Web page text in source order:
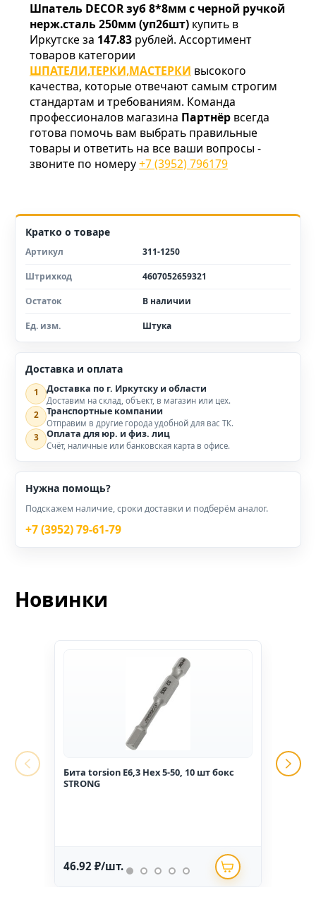
Шпатель DECOR зуб 8*8мм с черной ручкой
нерж.сталь 250мм (уп26шт) купить в
Иркутске за 147.83 рублей. Ассортимент
товаров категории
ШПАТЕЛИ,ТЕРКИ,МАСТЕРКИ высокого
качества, которые отвечают самым строгим
стандартам и требованиям. Команда
профессионалов магазина Партнёр всегда
готова помочь вам выбрать правильные
товары и ответить на все ваши вопросы -
звоните по номеру+7 (3952) 796179
Кратко о товаре
Артикул 311-1250
Штрихкод 4607052659321
Остаток В наличии
Ед. изм. Штука
Доставка и оплата
1 Доставка по г. Иркутску и области
Доставим на склад, объект, в магазин или цех.
2 Транспортные компании
Отправим в другие города удобной для вас ТК.
3 Оплата для юр. и физ. лиц
Счёт, наличные или банковская карта в офисе.
Нужна помощь?
Подскажем наличие, сроки доставки и подберём аналог.
+7 (3952) 79-61-79
Новинки
Бита torsion E6,3 Hex 5-50, 10 шт бокс
STRONG
46.92 ₽/шт.